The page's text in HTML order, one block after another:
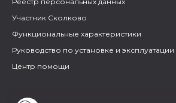
Участник Сколково
Функциональные характеристики
Руководство по установке и эксплуатации
Центр помощи